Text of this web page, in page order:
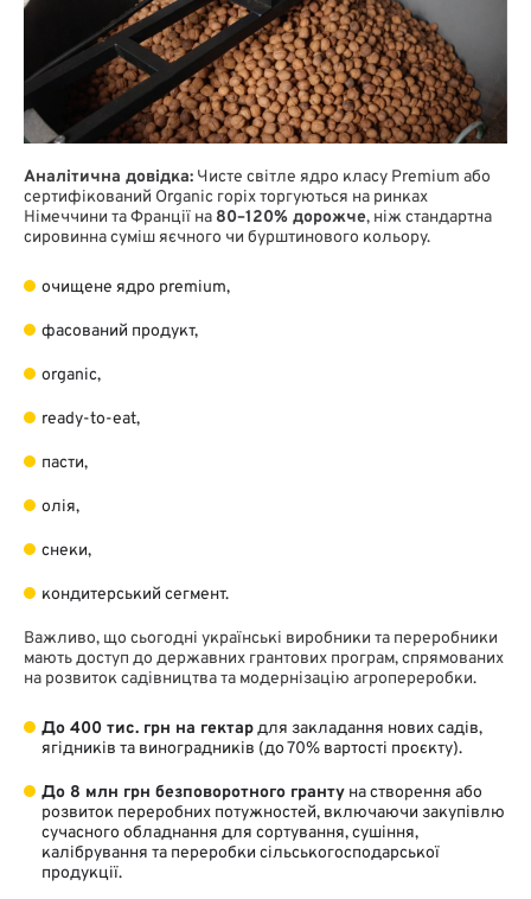
Аналітична довідка: Чисте світле ядро класу Premium або
сертифікований Organic горіх торгуються на ринках
Німеччини та Франції на 80–120% дорожче, ніж стандартна
сировинна суміш яєчного чи бурштинового кольору.
очищене ядро premium,
фасований продукт,
organic,
ready-to-eat,
пасти,
олія,
снеки,
кондитерський сегмент.
Важливо, що сьогодні українські виробники та переробники
мають доступ до державних грантових програм, спрямованих
на розвиток садівництва та модернізацію агропереробки.
До 400 тис. грн на гектардля закладання нових садів,
ягідників та виноградників (до 70% вартості проєкту).
До 8 млн грн безповоротного гранту на створення або
розвиток переробних потужностей, включаючи закупівлю
сучасного обладнання для сортування, сушіння,
калібрування та переробки сільськогосподарської
продукції.